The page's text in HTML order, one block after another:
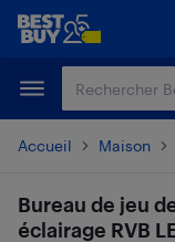
Passer
principal
Passer
Accueil Maison
Bureau de jeu
éclairage RVB